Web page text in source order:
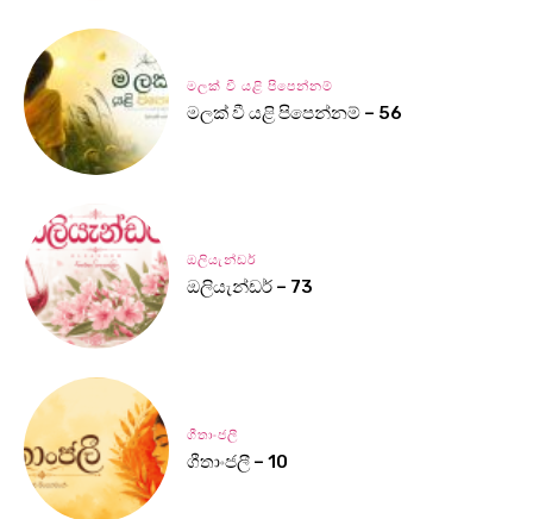
මලක් වී යළි පිපෙන්නම්
මලක් වී යළි පිපෙන්නම් – 56
ඔලියැන්ඩර්
ඔලියැන්ඩර් – 73
ගීතාංජලී
ගීතාංජලී – 10